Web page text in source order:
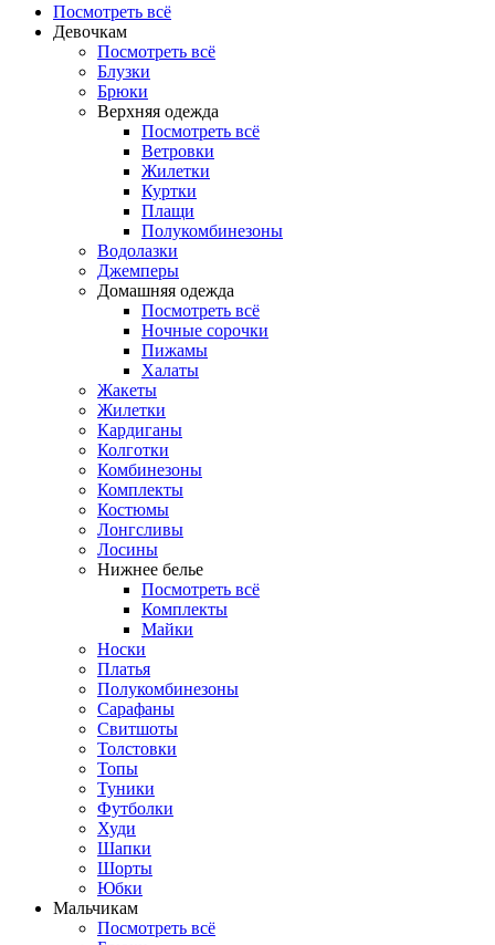
Посмотреть всё
Девочкам
Посмотреть всё
Блузки
Брюки
Верхняя одежда
Посмотреть всё
Ветровки
Жилетки
Куртки
Плащи
Полукомбинезоны
Водолазки
Джемперы
Домашняя одежда
Посмотреть всё
Ночные сорочки
Пижамы
Халаты
Жакеты
Жилетки
Кардиганы
Колготки
Комбинезоны
Комплекты
Костюмы
Лонгсливы
Лосины
Нижнее белье
Посмотреть всё
Комплекты
Майки
Носки
Платья
Полукомбинезоны
Сарафаны
Свитшоты
Толстовки
Топы
Туники
Футболки
Худи
Шапки
Шорты
Юбки
Мальчикам
Посмотреть всё